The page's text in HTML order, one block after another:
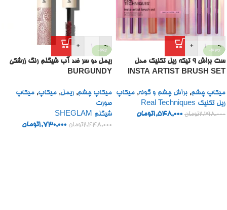
-33%
-
+
ست براش 9 تیکه ریل تکنیک مدل
INSTA ARTIST BRUSH SET
میکاپ چشم, براش چشم و گونه, میکاپ
ریل تکنیک Real Techniques
2,298,000تومان 1,548,000تومان
-29%
-
+
ریمل دو سر ضد آب شیگلم رنگ زرشکی
BURGUNDY
میکاپ چشم, ریمل, میکاپ, میکاپ
صورت
شیگلم SHEGLAM
2,448,000تومان 1,730,000تومان